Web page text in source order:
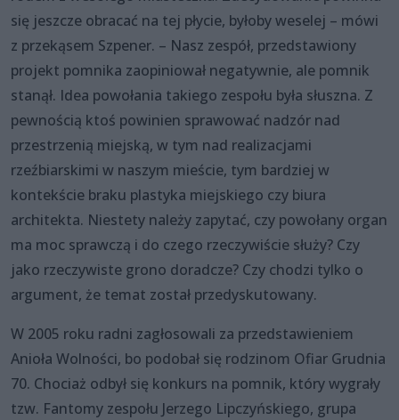
się jeszcze obracać na tej płycie, byłoby weselej – mówi
z przekąsem Szpener. – Nasz zespół, przedstawiony
projekt pomnika zaopiniował negatywnie, ale pomnik
stanął. Idea powołania takiego zespołu była słuszna. Z
pewnością ktoś powinien sprawować nadzór nad
przestrzenią miejską, w tym nad realizacjami
rzeźbiarskimi w naszym mieście, tym bardziej w
kontekście braku plastyka miejskiego czy biura
architekta. Niestety należy zapytać, czy powołany organ
ma moc sprawczą i do czego rzeczywiście służy? Czy
jako rzeczywiste grono doradcze? Czy chodzi tylko o
argument, że temat został przedyskutowany.
W 2005 roku radni zagłosowali za przedstawieniem
Anioła Wolności, bo podobał się rodzinom Ofiar Grudnia
70. Chociaż odbył się konkurs na pomnik, który wygrały
tzw. Fantomy zespołu Jerzego Lipczyńskiego, grupa